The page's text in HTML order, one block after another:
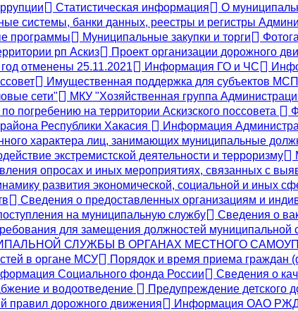
Статистическая информация
О
системы, банки данных, реестры и регистры
программы Муниципальные закупки и торги
рп Аскиз
Проект организации дорожного
отменены 25.11.2021 Информация ГО и ЧС
Имущественная поддержка для субъектов МСП
сети"
МКУ "Хозяйственная группа
погребению на территории Аскизского поссовета
Республики Хакасия
Информация
характера лиц, занимающих муниципальные
экстремистской деятельности и терроризму
опросах и иных мероприятиях, связанных с
развития экономической, социальной и иных
Сведения о предоставленных организациям и
на муниципальную службу
Сведения о
для замещения должностей муниципальной
СЛУЖБЫ В ОРГАНАХ МЕСТНОГО
в органе МСУ
Порядок и время приема граждан
Социального фонда России
Сведения о
и водоотведение
Предупреждение детского
правил дорожного движения
Информация ОАО РЖД